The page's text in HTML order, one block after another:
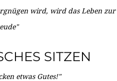
wird, wird das Leben zur
SITZEN
etwas Gutes!"